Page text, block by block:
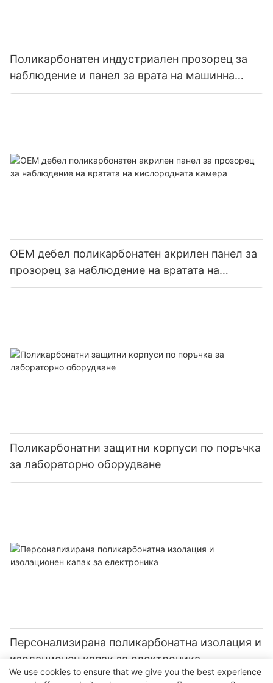
Поликарбонатен индустриален прозорец за
наблюдение и панел за врата на машинна
защита
OEM дебел поликарбонатен акрилен панел за
прозорец за наблюдение на вратата на
кислородната камера
Поликарбонатни защитни корпуси по поръчка
за лабораторно оборудване
Персонализирана поликарбонатна изолация и
изолационен капак за електроника
We use cookies to ensure that we give you the best experience